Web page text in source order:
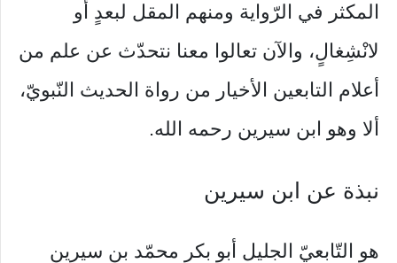
المكثر في الرّواية ومنهم المقل لبعدٍ أو
لانْشِغالٍ، والآن تعالوا معنا نتحدّث عن علم من
أعلام التابعين الأخيار من رواة الحديث النّبويّ،
ألا وهو ابن سيرين رحمه الله.
نبذة عن ابن سيرين
هو التّابعيّ الجليل أبو بكر محمّد بن سيرين